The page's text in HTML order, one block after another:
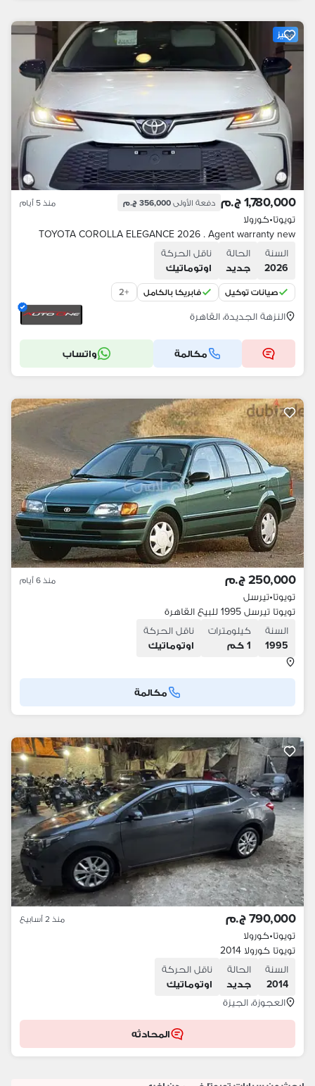
مميز
1,780,000 ج.م دفعة الأولى 356,000 ج.م منذ 5 أيام
تويوتا•كورولا
TOYOTA COROLLA ELEGANCE 2026 . Agent warranty new
السنة
2026
الحالة
جديد
ناقل الحركة
اوتوماتيك
صيانات توكيل فابريكا بالكامل +
2
النزهة الجديدة، القاهرة
مكالمة واتساب
250,000 ج.م منذ 6 أيام
تويوتا•تيرسل
تويوتا تيرسل 1995 للبيع القاهرة
السنة
1995
كيلومترات
1 كم
ناقل الحركة
اوتوماتيك
مكالمة
790,000 ج.م منذ 2 أسابيع
تويوتا•كورولا
تويوتا كورولا 2014
السنة
2014
الحالة
جديد
ناقل الحركة
اوتوماتيك
العجوزة، الجيزة
المحادثه